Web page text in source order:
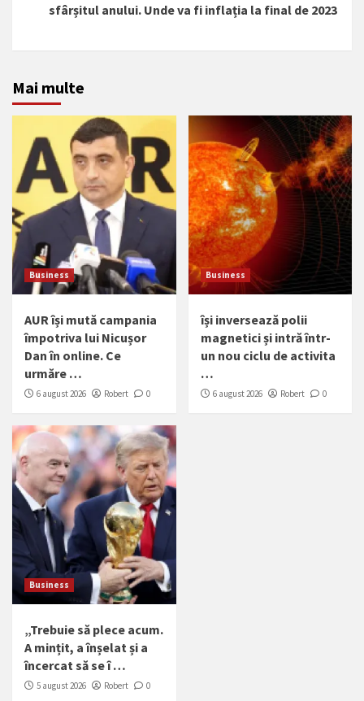
sfârșitul anului. Unde va fi inflația la final de 2023
Mai multe
Business
AUR își mută campania
împotriva lui Nicușor
Dan în online. Ce
urmăre …
6 august 2026 Robert 0
Business
își inversează polii
magnetici și intră într-
un nou ciclu de activita
…
6 august 2026 Robert 0
Business
„Trebuie să plece acum.
A mințit, a înșelat și a
încercat să se î …
5 august 2026 Robert 0